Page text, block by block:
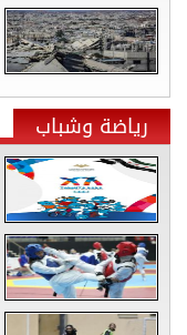
رياضة وشباب